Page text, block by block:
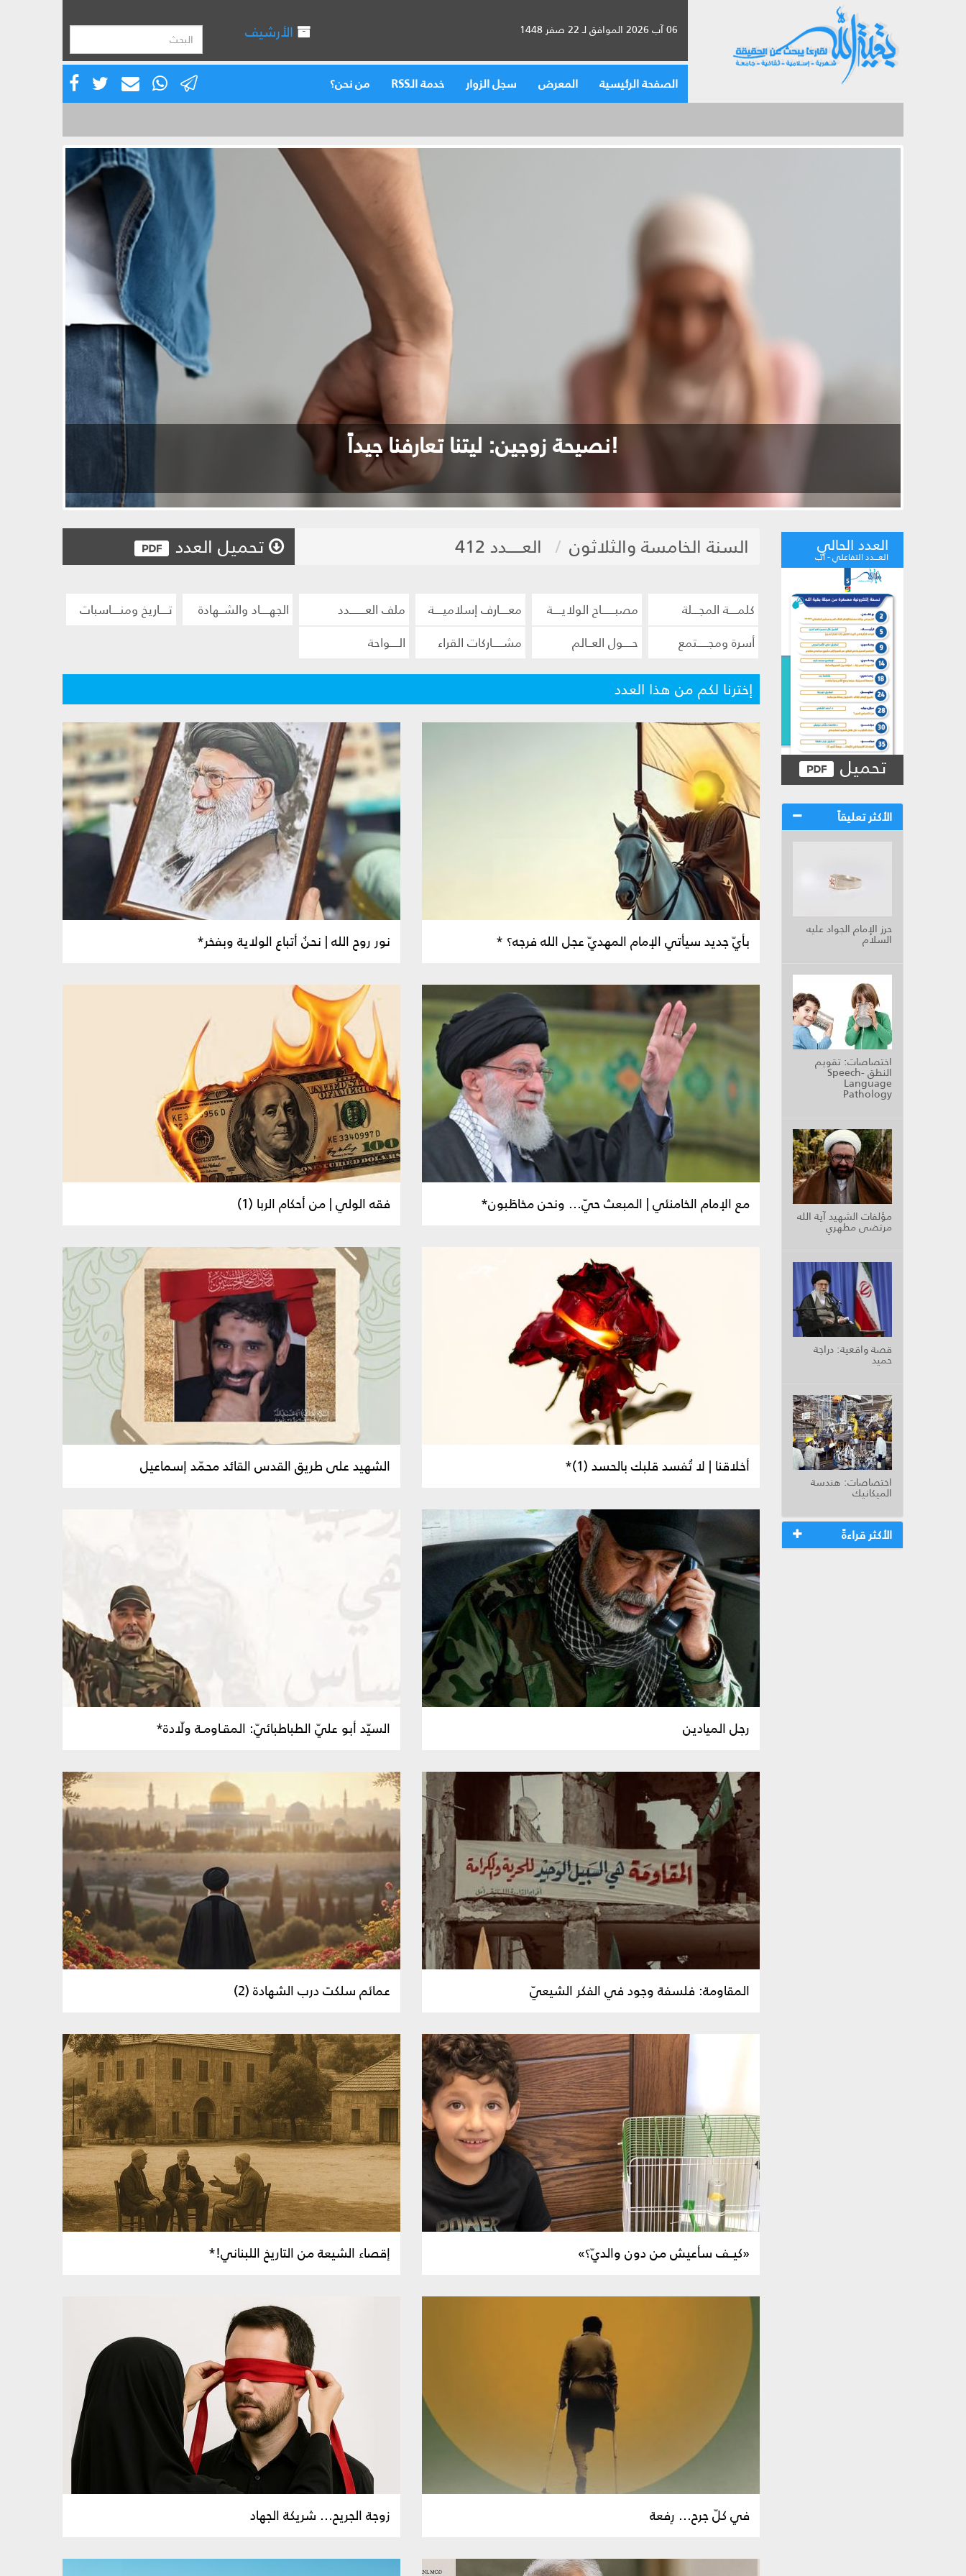
06 آب 2026 الموافق لـ 22 صفر 1448 الأرشيف
الصفحة الرئيسية المعرض سجل الزوار خدمة الـRSS من نحن؟
نصيحة زوجين: ليتنا تعارفنا جيداً!
العدد الحالي
العـــدد التفاعلي - آب
تحميل
الأكثر تعليقاً
حرز الإمام الجواد عليه
السلام
اختصاصات: تقويم
النطق Speech-
Language
Pathology
مؤلفات الشهيد آية الله
مرتضى مطهري
قصة واقعية: دراجة
حميد
اختصاصات: هندسة
الميكانيك
الأكثر قراءةً
السنة الخامسة والثلاثون العـــــدد 412 تحميل العدد
كلمــــة المجـــلة مصبــــــاح الولايــــة معــــارف إسلاميــــة ملف العـــــــدد الجهــــاد والشــهادة
تــــاريخ ومنــــاسبات
أسرة ومجـــــتمع
حــــول العــالم مشـــــاركات القراء الــــواحة
إخترنا لكم من هذا العدد
بأيّ جديد سيأتي الإمام المهديّ عجل الله فرجه؟ * نور روح الله | نحنُ أتباع الولاية وبفخر*
مع الإمام الخامنئي | المبعث حيّ... ونحن مخاطَبون* فقه الولي | من أحكام الربا (1)
أخلاقنا | لا تُفسد قلبك بالحسد (1)* الشهيد على طريق القدس القائد محمّد إسماعيل
رجل الميادين السيّد أبو عليّ الطباطبائيّ: المقـاومـة ولّادة*
المقاومة: فلسفة وجود في الفكر الشيعيّ عمائم سلكت درب الشهادة (2)
«كيــف سأعيش من دون والديّ؟» إقصاء الشيعة من التاريخ اللبناني!*
في كلّ جرح... رِفعة زوجة الجريح... شريكة الجهاد